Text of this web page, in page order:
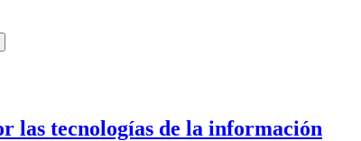
las tecnologías de la información